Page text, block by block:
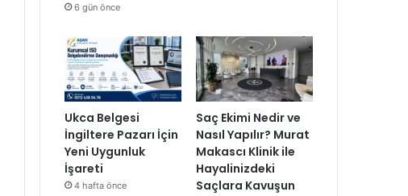
6 gün önce
Ukca Belgesi
İngiltere Pazarı İçin
Yeni Uygunluk
İşareti
4 hafta önce
Saç Ekimi Nedir ve
Nasıl Yapılır? Murat
Makascı Klinik ile
Hayalinizdeki
Saçlara Kavuşun